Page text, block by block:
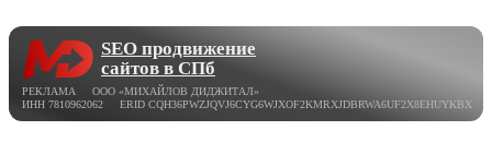
SEO продвижение
сайтов в СПб
РЕКЛАМА ООО «МИХАЙЛОВ ДИДЖИТАЛ»
ИНН 7810962062 ERID CQH36PWZJQVJ6CYG6WJXOF2KMRXJDBRWA6UF2X8EHUYKBX